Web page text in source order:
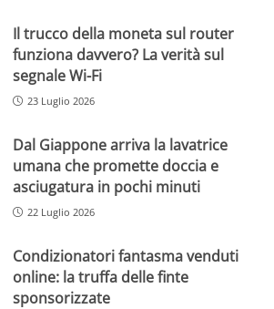
Il trucco della moneta sul router
funziona davvero? La verità sul
segnale Wi-Fi
23 Luglio 2026
Dal Giappone arriva la lavatrice
umana che promette doccia e
asciugatura in pochi minuti
22 Luglio 2026
Condizionatori fantasma venduti
online: la truffa delle finte
sponsorizzate